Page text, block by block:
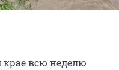
всю неделю